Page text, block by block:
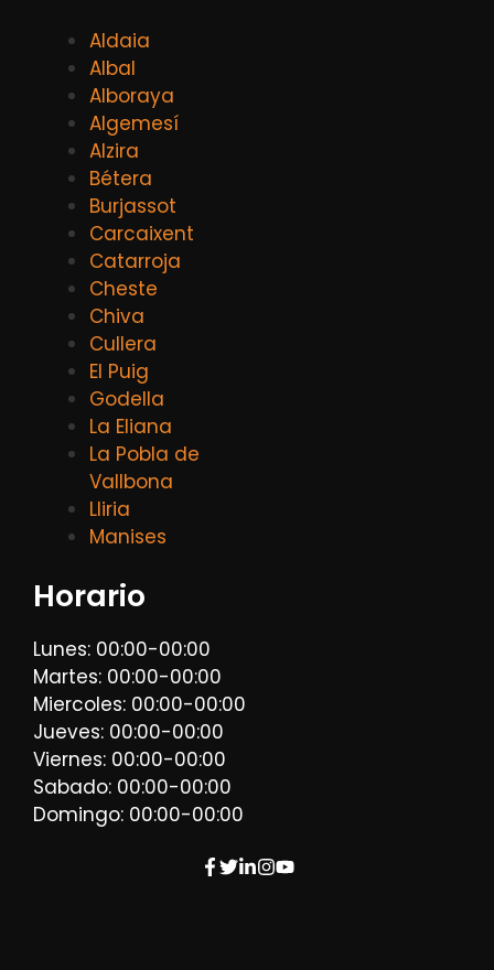
Aldaia
Albal
Alboraya
Algemesí
Alzira
Bétera
Burjassot
Carcaixent
Catarroja
Cheste
Chiva
Cullera
El Puig
Godella
La Eliana
La Pobla de
Vallbona
Lliria
Manises
Horario
Lunes: 00:00-00:00
Martes: 00:00-00:00
Miercoles: 00:00-00:00
Jueves: 00:00-00:00
Viernes: 00:00-00:00
Sabado: 00:00-00:00
Domingo: 00:00-00:00